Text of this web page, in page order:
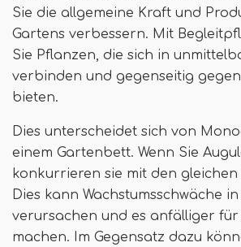
Sie die allgemeine Kraft und
Gartens verbessern. Mit
Sie Pflanzen, die sich in
verbinden und gegenseitig
bieten.
Dies unterscheidet sich von
einem Gartenbett. Wenn Sie
konkurrieren sie mit den
Dies kann Wachstumsschwäche
verursachen und es anfälliger
machen. Im Gegensatz dazu